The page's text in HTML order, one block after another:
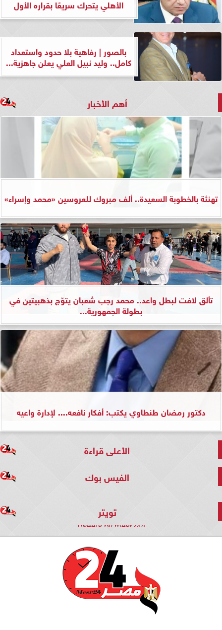
الأهلي يتحرك سريعًا بقراره الأول
بالصور | رفاهية بلا حدود واستعداد
كامل.. وليد نبيل العلي يعلن جاهزية...
أهم الأخبار
تهنئة بالخطوبة السعيدة.. ألف مبروك للعروسين «محمد وإسراء»
تألق لافت لبطل واعد.. محمد رجب شعبان يتوّج بذهبيتين في
بطولة الجمهورية...
دكتور رمضان طنطاوي يكتب: أفكار نافعه.... لإدارة واعيه
الأعلى قراءة
الفيس بوك
تويتر
Tweets by mesr244